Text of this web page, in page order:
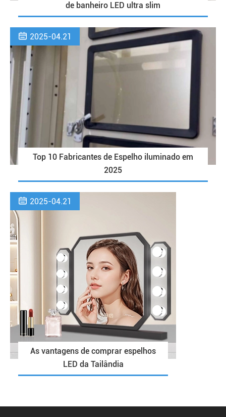
de banheiro LED ultra slim
 2025-04.21
Top 10 Fabricantes de Espelho iluminado em
2025
 2025-04.21
As vantagens de comprar espelhos
LED da Tailândia